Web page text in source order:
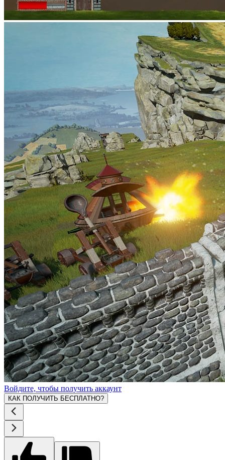
Войдите, чтобы получить аккаунт
КАК ПОЛУЧИТЬ БЕСПЛАТНО?